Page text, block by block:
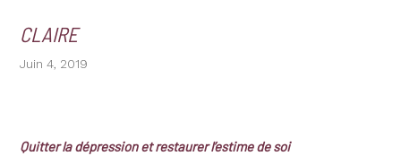
CLAIRE
Juin 4, 2019
Quitter la dépression et restaurer l’estime de soi